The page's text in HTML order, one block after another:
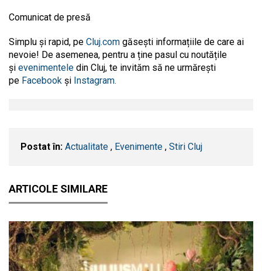
Comunicat de presă
Simplu și rapid, pe Cluj.com găsești informațiile de care ai
nevoie! De asemenea, pentru a ține pasul cu noutățile
și evenimentele din Cluj, te invităm să ne urmărești
pe Facebook și Instagram.
Postat în: Actualitate , Evenimente , Stiri Cluj
ARTICOLE SIMILARE